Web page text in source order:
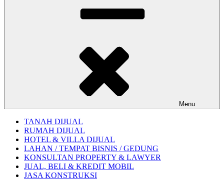
Menu
TANAH DIJUAL
RUMAH DIJUAL
HOTEL & VILLA DIJUAL
LAHAN / TEMPAT BISNIS / GEDUNG
KONSULTAN PROPERTY & LAWYER
JUAL, BELI & KREDIT MOBIL
JASA KONSTRUKSI